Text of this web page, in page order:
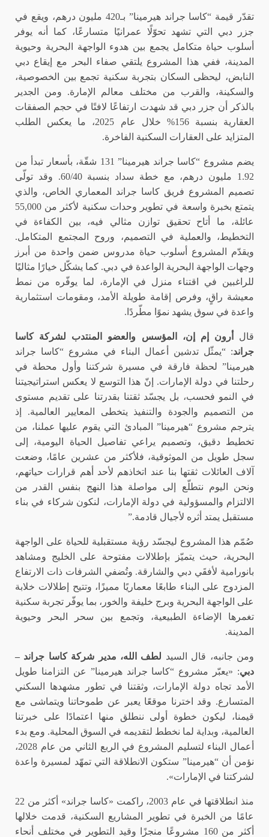
تقدّر قيمة “كاسا جراند هيرمينا” بـ420 مليون درهم، ويقع في
جزر دبي التي تشهد تحوّلًا عمرانيًا متسارعًا، كما أنه يوفر
أسلوب حياة متكامل يجمع بين هدوء الواجهة البحرية وحيوية
المدينة، ففي هذا المشروع يلتقي صفاء البحر مع إيقاع دبي
النابض، ليحظى السكان بتجربة سكنية تجمع بين الخصوصية،
والسكينة، والقرب من مختلف معالم الإمارة. ومن الجدير
بالذكر أن جزر دبي قد شهدت ارتفاعًا لافتًا في حجم الصفقات
العقارية بنسبة 156% خلال عام 2025، ما يعكس الطلب
المتزايد على العقارات السكنية الفاخرة.
يضم مشروع “كاسا جراند هيرمينا” 131 شقّة، بأسعار تبدأ من
1.92 مليون درهم، مع خطة سداد بنسبة 60/40. وقد تولّى
تصميم المشروع فريق كاسا جراند المعماري الخاص، والذي
يتمتع بخبرة واسعة في تطوير وحدات سكنية لأكثر من 55,000
عائلة، ما أتاح تحقيق توازن مثالي فيه، بين الكفاءة في
التخطيط، والعملية في التصميم، وروح المجتمع المتكامل.
ويقدّم المشروع أسلوب حياة مدروس ضمن واحدة من أبرز
وجهات الواجهة البحرية الواعدة في دبي. كما يشكّل خيارًا مثاليًا
للراغبين في اقتناء منزل في الإمارة، لما يوفّره من نمط
معيشة راقٍ، وفرص إقامة طويلة الأمد، ومقومات استثمارية
واعدة في سوق يشهد نموًا مطّردًا.
قال
أرون إم إن، المؤسس والعضو المنتدب لشركة كاسا
جراند: “يمثّل تدشين أعمال البناء في مشروع “كاسا جراند
هيرمينا” لحظة فارقة في مسيرة شركتنا وأول محطة في
رحلتنا في دولة الإمارات. إنّ هذا التوسع لا يعكس استراتيجيتنا
في النمو فحسب، بل يجسّد ثقتنا بقدرتنا على تقديم مستوى
من التصميم والجودة والتنفيذ يتخطى المعايير العالمية. إذ
يترجم مشروع “هيرمينا” المبادئ التي يقوم عليها عملنا، من
تخطيط دقيق، وتصميم يراعي تفاصيل الحياة اليومية، إلى
سجل طويل من الموثوقية، فلأكثر من عشرين عامًا، وضعت
آلاف العائلات ثقتها بنا عند اتخاذهم لأحد أهم قرارات حياتهم،
ونحن اليوم نتطلّع إلى مواصلة هذا النهج بنفس القدر من
الالتزام والمسؤولية في دولة الإمارات، لنكون شركاء في بناء
مستقبل يمتد أثره لأجيال قادمة.”
صُمّم هذا المشروع ليجسّد رؤية مستقبلية للحياة على الواجهة
البحرية، حيث يتميّز بإطلالات مفتوحة على الخليج ومشاهد
بانورامية لأفقَي دبي والشارقة. وتُضفي الشرفات ذات الارتفاع
المزدوج على البناء طابعًا معماريًا مميزًا، وتتيح إطلالات خلابة
على الواجهة البحرية وبرج خليفة والخور، بما يوفّر تجربة سكنية
تغمرها الإضاءة الطبيعية، وتجمع بين سحر البحر وحيوية
المدينة.
ومن جانبه، قال السيد لطف الله، مدير شركة كاسا جراند –
دبي: «يعبّر مشروع “كاسا جراند هيرمينا” عن التزامنا طويل
الأمد تجاه دولة الإمارات، وثقتنا في تطور مشهدها السكني
المتسارع. وقد اخترنا موقعًا يعبر عن طموحاتنا ويتماشى مع
قيمنا، ليكون خطوة أولى ننطلق منها اعتمادًا على خبرتنا
العالمية، وبداية لما نخطط لتقديمه في السوق المحلية. ومع بدء
أعمال البناء لتسليم المشروع في الربع الثاني من عام 2028،
نؤمن أن “هيرمينا” ستكون الانطلاقة التي تمهّد لمسيرة واعدة
لشركتنا في الإمارات».
منذ انطلاقتها في عام 2003، راكمت «كاسا جراند» أكثر من 22
عامًا من الخبرة في تطوير المشاريع السكنية، قدمت خلالها
أكثر من 160 مشروعًا منجزًا وقيد التطوير في مختلف أنحاء